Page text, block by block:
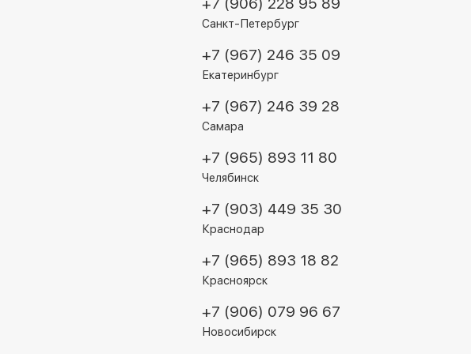
панели размещена кнопка Action Button, отвечающая
беззвучного режима, включение камеры, фонарика и прочих
себя погружаться на глубину до 6 м.
+7 (906) 228 95 89
Санкт-Петербург
+7 (967) 246 35 09
Екатеринбург
+7 (967) 246 39 28
Самара
+7 (965) 893 11 80
Челябинск
+7 (903) 449 35 30
Краснодар
+7 (965) 893 18 82
Красноярск
+7 (906) 079 96 67
Новосибирск